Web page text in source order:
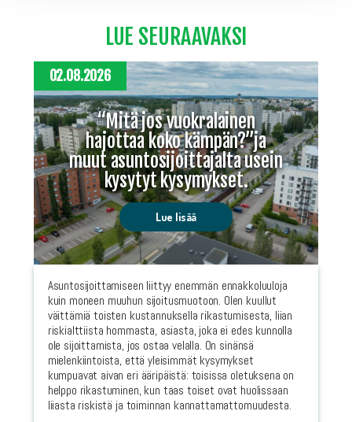
LUE SEURAAVAKSI
“Mitä jos vuokralainen
hajottaa koko kämpän?”ja
muut asuntosijoittajalta usein
kysytyt kysymykset.
Lue lisää
02.08.2026
Asuntosijoittamiseen liittyy enemmän ennakkoluuloja
kuin moneen muuhun sijoitusmuotoon. Olen kuullut
väittämiä toisten kustannuksella rikastumisesta, liian
riskialttiista hommasta, asiasta, joka ei edes kunnolla
ole sijoittamista, jos ostaa velalla. On sinänsä
mielenkiintoista, että yleisimmät kysymykset
kumpuavat aivan eri ääripäistä: toisissa oletuksena on
helppo rikastuminen, kun taas toiset ovat huolissaan
liiasta riskistä ja toiminnan kannattamattomuudesta.